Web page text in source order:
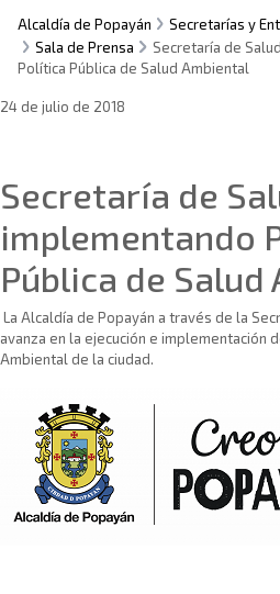
Alcaldía de Popayán Secretarías y
Sala de Prensa
Secretaría de
Política Pública de Salud Ambiental
24 de julio de 2018
Secretaría de
implementando
Pública de
La Alcaldía de Popayán a través de la
avanza en la ejecución e implementación
Ambiental de la ciudad.